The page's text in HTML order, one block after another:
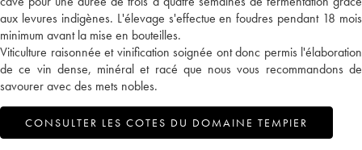
aux levures indigènes. L'élevage s'effectue en foudres pendant 18 mois
minimum avant la mise en bouteilles.
Viticulture raisonnée et vinification soignée ont donc permis l'élaboration
de ce vin dense, minéral et racé que nous vous recommandons de
savourer avec des mets nobles.
CONSULTER LES COTES DU DOMAINE TEMPIER